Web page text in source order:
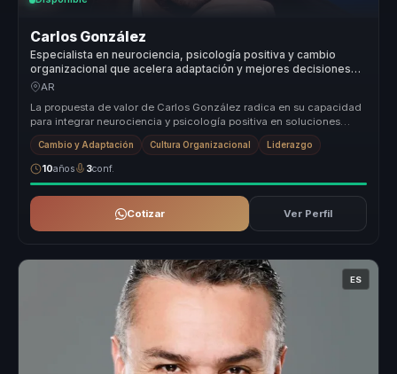
Carlos González
Especialista en neurociencia, psicología positiva y cambio
organizacional que acelera adaptación y mejores decisiones
para líderes y equipos.
AR
La propuesta de valor de Carlos González radica en su capacidad
para integrar neurociencia y psicología positiva en soluciones
prácticas ...
Cambio y Adaptación Cultura Organizacional Liderazgo
10años 3conf.
Cotizar Ver Perfil
ES